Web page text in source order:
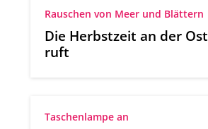
Rauschen von Meer und Blättern
Die Herbstzeit an der
ruft
Taschenlampe an